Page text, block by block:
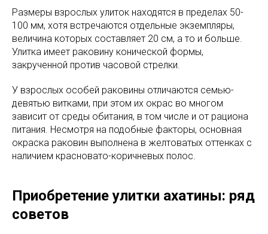
Размеры взрослых улиток находятся в пределах 50-
100 мм, хотя встречаются отдельные экземпляры,
величина которых составляет 20 см, а то и больше.
Улитка имеет раковину конической формы,
закрученной против часовой стрелки.
У взрослых особей раковины отличаются семью-
девятью витками, при этом их окрас во многом
зависит от среды обитания, в том числе и от рациона
питания. Несмотря на подобные факторы, основная
окраска раковин выполнена в желтоватых оттенках с
наличием красновато-коричневых полос.
Приобретение улитки ахатины: ряд
советов